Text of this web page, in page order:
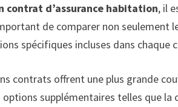
contrat d’assurance habitation, il
de comparer non seulement
spécifiques incluses dans chaque
contrats offrent une plus grande
supplémentaires telles que